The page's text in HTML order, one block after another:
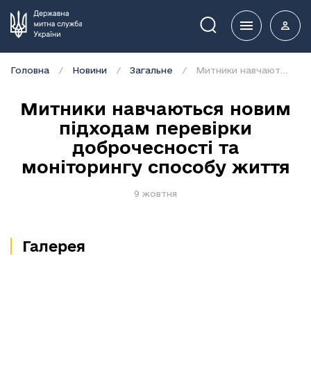
Пошук
Головна Новини Загальне
Митники навчаються новим
підходам перевірки
доброчесності та
моніторингу способу життя
9 жовтня
Галерея